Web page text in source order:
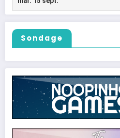
Sondage